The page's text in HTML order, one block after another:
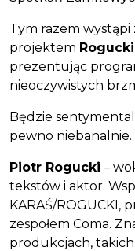
Tym razem wystąpi
projektem
prezentując
nieoczywistych
Będzie
pewno niebanalnie.
Piotr Rogucki –
tekstów i aktor.
KARAŚ/ROGUCKI,
zespołem Coma.
produkcjach,